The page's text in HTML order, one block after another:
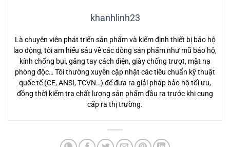
khanhlinh23
Là chuyên viên phát triển sản phẩm và kiểm định thiết bị bảo hộ
lao động, tôi am hiểu sâu về các dòng sản phẩm như mũ bảo hộ,
kính chống bụi, găng tay cách điện, giày chống trượt, mặt nạ
phòng độc… Tôi thường xuyên cập nhật các tiêu chuẩn kỹ thuật
quốc tế (CE, ANSI, TCVN…) để đưa ra giải pháp bảo hộ tối ưu,
đồng thời kiểm tra chất lượng sản phẩm đầu ra trước khi cung
cấp ra thị trường.